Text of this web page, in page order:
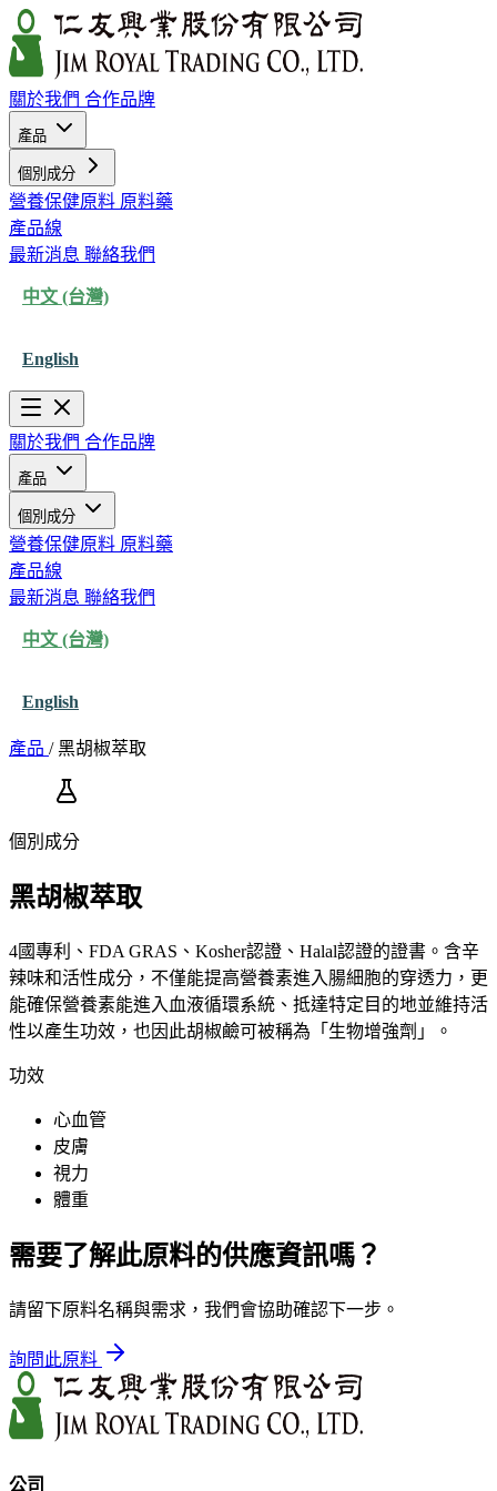
關於我們 合作品牌
產品
個別成分
營養保健原料 原料藥
產品線
最新消息 聯絡我們
中文 (台灣)
English
關於我們 合作品牌
產品
個別成分
營養保健原料 原料藥
產品線
最新消息 聯絡我們
中文 (台灣)
English
產品 / 黑胡椒萃取
個別成分
黑胡椒萃取
4國專利、FDA GRAS、Kosher認證、Halal認證的證書。含辛
辣味和活性成分，不僅能提高營養素進入腸細胞的穿透力，更
能確保營養素能進入血液循環系統、抵達特定目的地並維持活
性以產生功效，也因此胡椒鹼可被稱為「生物增強劑」。
功效
心血管
皮膚
視力
體重
需要了解此原料的供應資訊嗎？
請留下原料名稱與需求，我們會協助確認下一步。
詢問此原料
公司